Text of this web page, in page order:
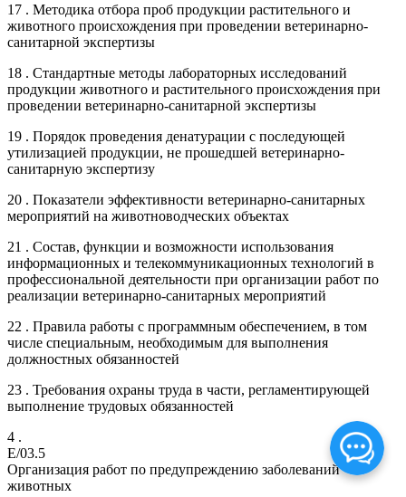
17 . Методика отбора проб продукции растительного и
животного происхождения при проведении ветеринарно-
санитарной экспертизы
18 . Стандартные методы лабораторных исследований
продукции животного и растительного происхождения при
проведении ветеринарно-санитарной экспертизы
19 . Порядок проведения денатурации с последующей
утилизацией продукции, не прошедшей ветеринарно-
санитарную экспертизу
20 . Показатели эффективности ветеринарно-санитарных
мероприятий на животноводческих объектах
21 . Состав, функции и возможности использования
информационных и телекоммуникационных технологий в
профессиональной деятельности при организации работ по
реализации ветеринарно-санитарных мероприятий
22 . Правила работы с программным обеспечением, в том
числе специальным, необходимым для выполнения
должностных обязанностей
23 . Требования охраны труда в части, регламентирующей
выполнение трудовых обязанностей
4 .
E/03.5
Организация работ по предупреждению заболеваний
животных